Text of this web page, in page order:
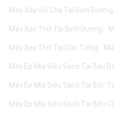
Máy Xay Giò Chả Tại Bình Dương
Máy Xay Thịt Tại Bình Dương
Máy Xay Thịt Tại Dầu Tiếng
Máy Ép Mía Siêu Sạch Tại Bàu
Máy Ép Mía Siêu Sạch Tại Bắc
Máy Ép Mía Siêu Sạch Tại Bến